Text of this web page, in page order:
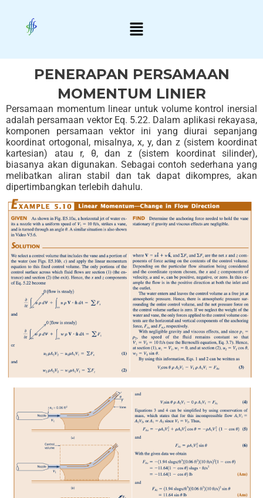
content
Menu
PENERAPAN PERSAMAAN
MOMENTUM LINIER
Persamaan momentum linear untuk volume kontrol inersial
adalah persamaan vektor Eq. 5.22. Dalam aplikasi rekayasa,
komponen persamaan vektor ini yang diurai sepanjang
koordinat ortogonal, misalnya, x, y, dan z (sistem koordinat
kartesian) atau r, θ, dan z (sistem koordinat silinder),
biasanya akan digunakan. Sebagai contoh sederhana yang
melibatkan aliran stabil dan tak dapat dikompres, akan
dipertimbangkan terlebih dahulu.